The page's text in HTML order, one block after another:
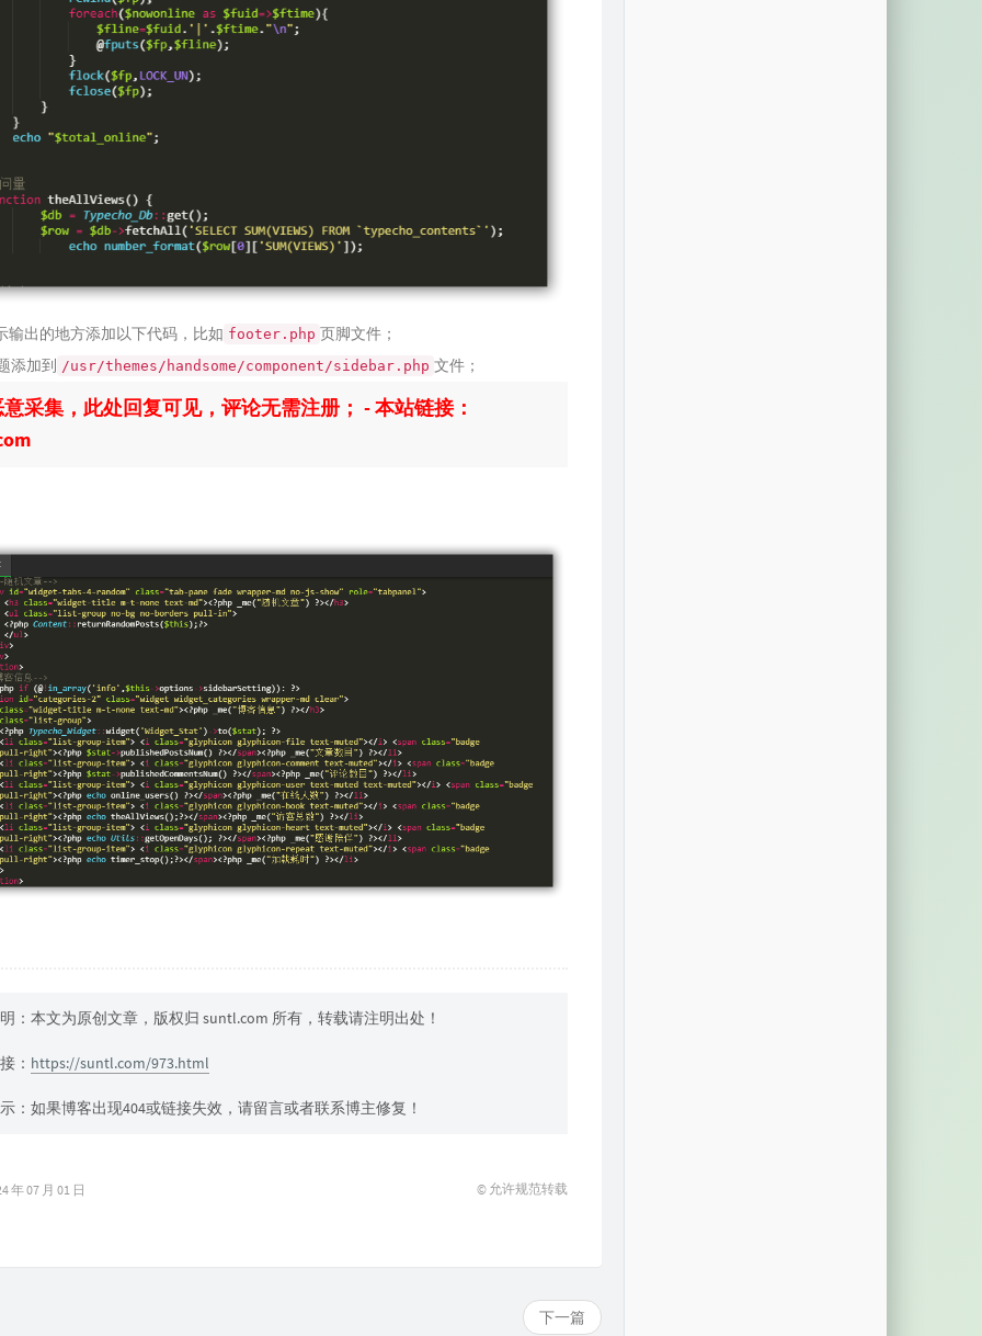
输出的地方添加以下代码，比如 footer.php 页脚文件；
添加到 /usr/themes/handsome/component/sidebar.php 文件；
采集，此处回复可见，评论无需注册； - 本站链接：
：本文为原创文章，版权归 suntl.com 所有，转载请注明出处！
： https://suntl.com/973.html
：如果博客出现404或链接失效，请留言或者联系博主修复！
年 07 月 01 日 © 允许规范转载
下一篇